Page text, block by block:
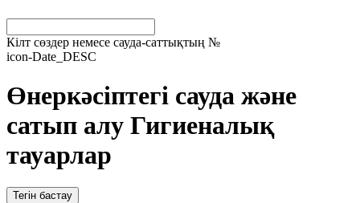
Кілт сөздер немесе сауда-саттықтың №
icon-Date_DESC
Өнеркәсіптегі сауда және
сатып алу Гигиеналық
тауарлар
Тегін бастау